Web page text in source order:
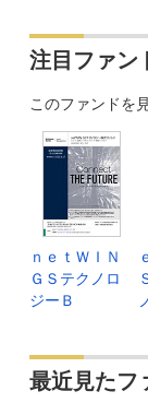
注目ファン
このファンドを
ｎｅｔＷＩＮ
ＧＳテクノロ
ジーＢ
最近見たフ